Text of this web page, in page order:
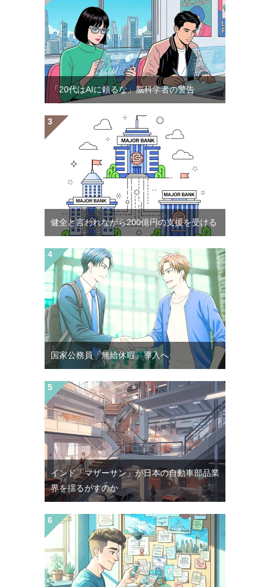
「20代はAIに頼るな」脳科学者の警告
健全と言われながら200億円の支援を受ける
国家公務員「無給休暇」導入へ
インド「マザーサン」が日本の自動車部品業
界を揺るがすのか